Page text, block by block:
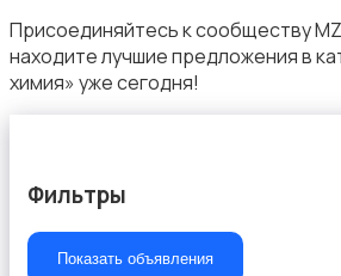
Присоединяйтесь к сообществу
находите лучшие предложения в
химия» уже сегодня!
Фильтры
Показать объявления